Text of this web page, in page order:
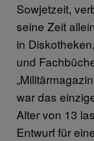
Sowjetzeit,
seine Zeit
in
und
war das
Alter von 13
Entwurf für